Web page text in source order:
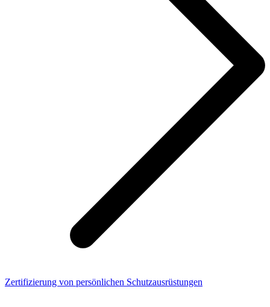
Zertifizierung von persönlichen Schutzausrüstungen